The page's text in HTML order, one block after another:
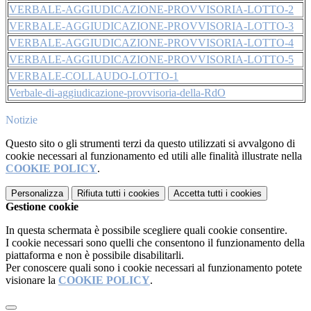
VERBALE-AGGIUDICAZIONE-PROVVISORIA-LOTTO-2
VERBALE-AGGIUDICAZIONE-PROVVISORIA-LOTTO-3
VERBALE-AGGIUDICAZIONE-PROVVISORIA-LOTTO-4
VERBALE-AGGIUDICAZIONE-PROVVISORIA-LOTTO-5
VERBALE-COLLAUDO-LOTTO-1
Verbale-di-aggiudicazione-provvisoria-della-RdO
Notizie
Questo sito o gli strumenti terzi da questo utilizzati si avvalgono di
cookie necessari al funzionamento ed utili alle finalità illustrate nella
COOKIE POLICY.
Personalizza Rifiuta tutti i cookies Accetta tutti i cookies
Gestione cookie
In questa schermata è possibile scegliere quali cookie consentire.
I cookie necessari sono quelli che consentono il funzionamento della
piattaforma e non è possibile disabilitarli.
Per conoscere quali sono i cookie necessari al funzionamento potete
visionare la COOKIE POLICY.